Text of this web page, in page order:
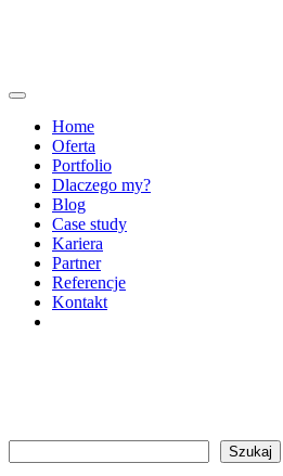
Home
Oferta
Portfolio
Dlaczego my?
Blog
Case study
Kariera
Partner
Referencje
Kontakt
Szukaj